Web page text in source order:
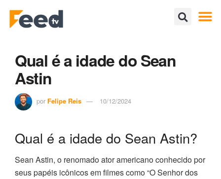
Qual é a idade do Sean
Astin
por Felipe Reis 10/12/2024
Qual é a idade do Sean Astin?
Sean Astin, o renomado ator americano conhecido por
seus papéis icônicos em filmes como “O Senhor dos